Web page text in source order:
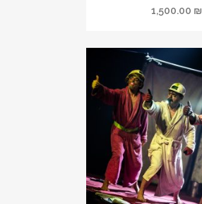
1,500.00 ₪